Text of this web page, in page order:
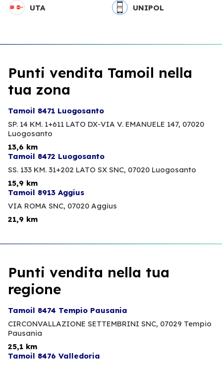
UTA UNIPOL
Punti vendita Tamoil nella
tua zona
Tamoil 8471 Luogosanto
SP. 14 KM. 1+611 LATO DX-VIA V. EMANUELE 147, 07020
Luogosanto
13,6 km
Tamoil 8472 Luogosanto
SS. 133 KM. 31+202 LATO SX SNC, 07020 Luogosanto
15,9 km
Tamoil 8913 Aggius
VIA ROMA SNC, 07020 Aggius
21,9 km
Punti vendita nella tua
regione
Tamoil 8474 Tempio Pausania
CIRCONVALLAZIONE SETTEMBRINI SNC, 07029 Tempio
Pausania
25,1 km
Tamoil 8476 Valledoria